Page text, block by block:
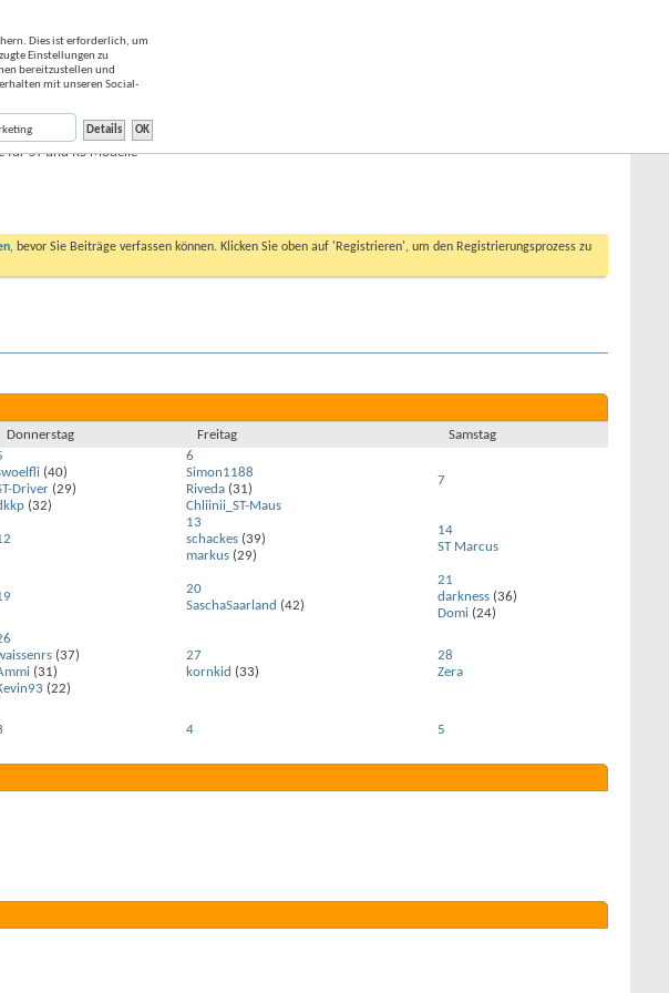
für ST und RS Modelle
, bevor Sie Beiträge verfassen können. Klicken Sie oben auf 'Registrieren', um den Registrierungsprozess zu
Donnerstag Freitag Samstag
(40)
Driver (29)
(32)
6
Simon1188
Riveda (31)
Chliinii_ST-Maus
7
13
schackes (39)
markus (29)
14
ST Marcus
20
SaschaSaarland (42)
21
darkness (36)
Domi (24)
(37)
(31)
(22)
27
kornkid (33)
28
Zera
4 5
Dies ist erforderlich, um
Einstellungen zu
bereitzustellen und
mit unseren Social-